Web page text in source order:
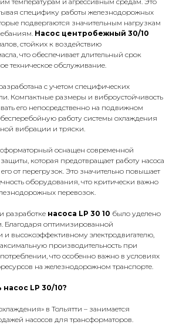
специфику работы железнодорожных
подвергаются значительным нагрузкам
Насос центробежный 30/10
стойких к воздействию
что обеспечивает длительный срок
техническое обслуживание.
с учетом специфических
Компактные размеры и виброустойчивость
его непосредственно на подвижном
бесперебойную работу системы охлаждения
вибрации и тряски.
оснащен современной
которая предотвращает работу насоса
от перегрузок. Это значительно повышает
оборудования, что критически важно
перевозок.
разработке насоса LР 30 10 было уделено
Благодаря оптимизированной
и высокоэффективному электродвигателю,
производительность при
что особенно важно в условиях
на железнодорожном транспорте.
LP 30/10?
в Тольятти – занимается
насосов для трансформаторов.